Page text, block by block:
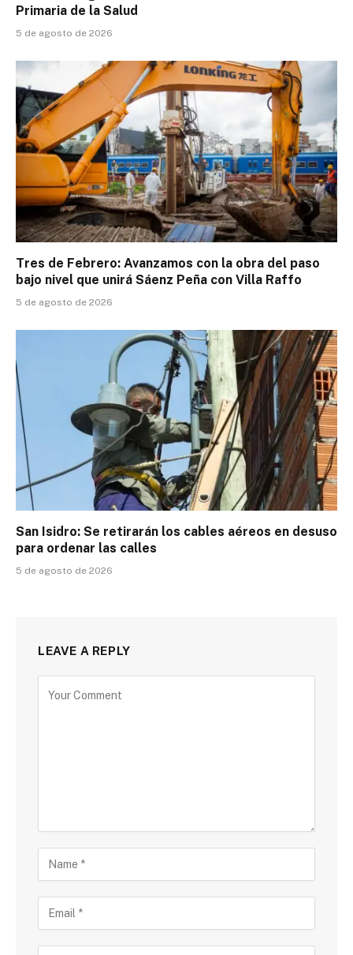
Primaria de la Salud
5 de agosto de 2026
Tres de Febrero: Avanzamos con la obra del paso
bajo nivel que unirá Sáenz Peña con Villa Raffo
5 de agosto de 2026
San Isidro: Se retirarán los cables aéreos en desuso
para ordenar las calles
5 de agosto de 2026
LEAVE A REPLY